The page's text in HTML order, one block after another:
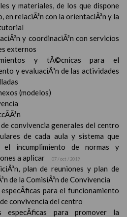
y materiales, de los que dispone
en relaciÃ³n con la orientaciÃ³n y la
y coordinaciÃ³n con servicios
externos
y tÃ©cnicas para el
y evaluaciÃ³n de las actividades
(modelos)
convivencia generales del centro
de cada aula y sistema que
el incumplimiento de normas y
a aplicar
07 / oct / 2019
plan de reuniones y plan de
de la ComisiÃ³n de Convivencia
para el funcionamiento
convivencia del centro
especÃ­ficas para promover la